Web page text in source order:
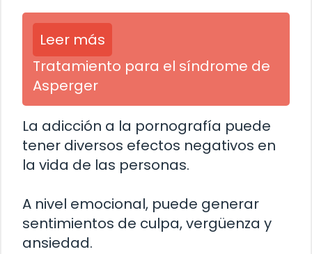
Leer más
Tratamiento para el síndrome de
Asperger
La adicción a la pornografía puede
tener diversos efectos negativos en
la vida de las personas.
A nivel emocional, puede generar
sentimientos de culpa, vergüenza y
ansiedad.